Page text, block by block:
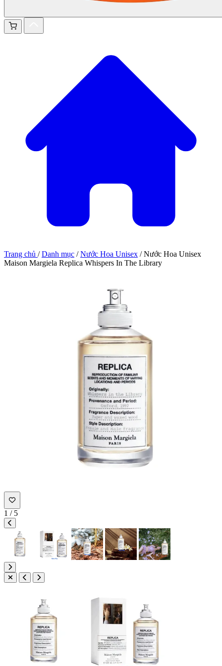
Trang chủ / Danh mục / Nước Hoa Unisex / Nước Hoa Unisex
Maison Margiela Replica Whispers In The Library
1 / 5